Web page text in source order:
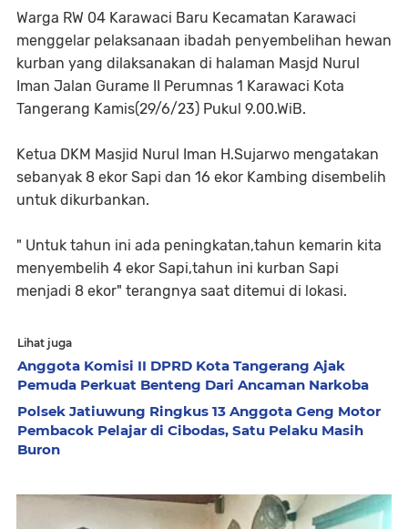
Warga RW 04 Karawaci Baru Kecamatan Karawaci
menggelar pelaksanaan ibadah penyembelihan hewan
kurban yang dilaksanakan di halaman Masjd Nurul
Iman Jalan Gurame II Perumnas 1 Karawaci Kota
Tangerang Kamis(29/6/23) Pukul 9.00.WiB.
Ketua DKM Masjid Nurul Iman H.Sujarwo mengatakan
sebanyak 8 ekor Sapi dan 16 ekor Kambing disembelih
untuk dikurbankan.
" Untuk tahun ini ada peningkatan,tahun kemarin kita
menyembelih 4 ekor Sapi,tahun ini kurban Sapi
menjadi 8 ekor" terangnya saat ditemui di lokasi.
Lihat juga
Anggota Komisi II DPRD Kota Tangerang Ajak
Pemuda Perkuat Benteng Dari Ancaman Narkoba
Polsek Jatiuwung Ringkus 13 Anggota Geng Motor
Pembacok Pelajar di Cibodas, Satu Pelaku Masih
Buron